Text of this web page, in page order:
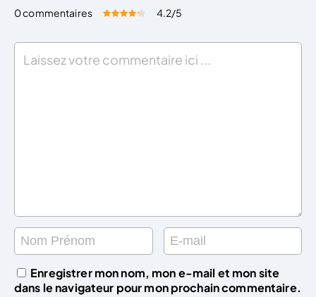
0 commentaires Évaluez cet article:
4.2/5
Enregistrer mon nom, mon e-mail et mon site
dans le navigateur pour mon prochain commentaire.